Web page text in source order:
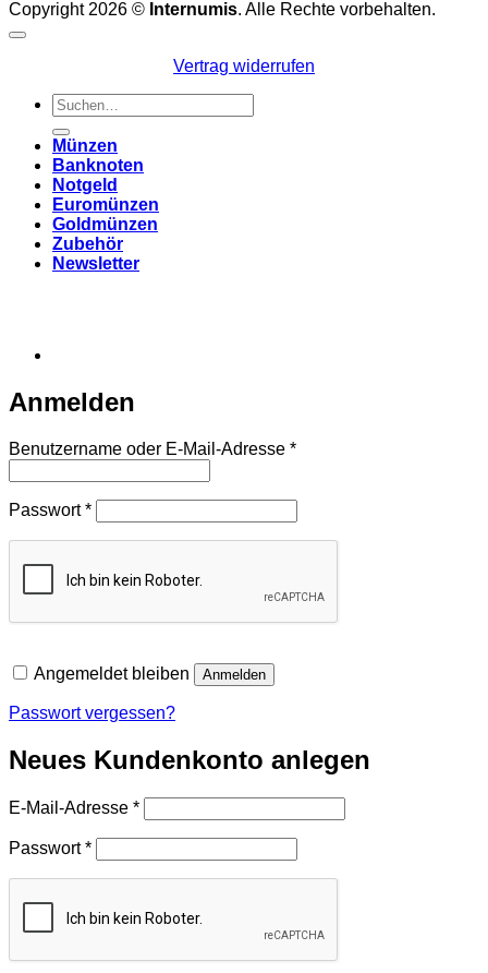
Copyright 2026 © Internumis. Alle Rechte vorbehalten.
Vertrag widerrufen
Suchen
nach:
Münzen
Banknoten
Notgeld
Euromünzen
Goldmünzen
Zubehör
Newsletter
Anmelden
Benutzername oder E-Mail-Adresse *Erforderlich
Passwort*Erforderlich
Angemeldet bleiben Anmelden
Passwort vergessen?
Neues Kundenkonto anlegen
E-Mail-Adresse *Erforderlich
Passwort*Erforderlich